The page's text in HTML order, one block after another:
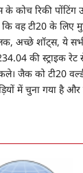
के कोच रिकी
वह टी20 के लिए
अच्छे शॉट्स, ये
की स्ट्राइक रेट
जैक को टी20
में चुना गया है और